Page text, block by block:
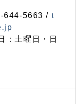
644-5663 / t
：土曜日・日